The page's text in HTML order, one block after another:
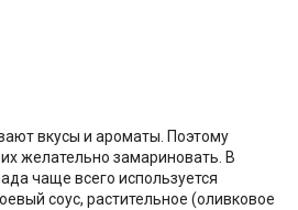
вкусы и ароматы. Поэтому
желательно замариновать. В
чаще всего используется
соус, растительное (оливковое